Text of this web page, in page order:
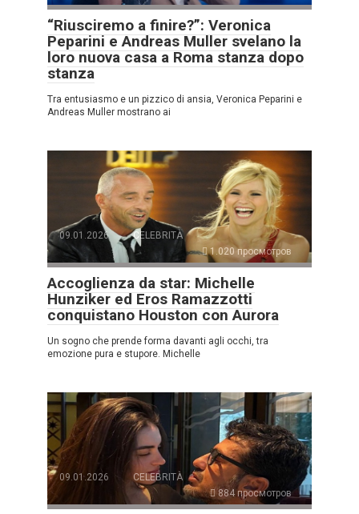
“Riusciremo a finire?”: Veronica
Peparini e Andreas Muller svelano la
loro nuova casa a Roma stanza dopo
stanza
Tra entusiasmo e un pizzico di ansia, Veronica Peparini e
Andreas Muller mostrano ai
09.01.2026
CELEBRITÀ
1.020 просмотров
Accoglienza da star: Michelle
Hunziker ed Eros Ramazzotti
conquistano Houston con Aurora
Un sogno che prende forma davanti agli occhi, tra
emozione pura e stupore. Michelle
09.01.2026
CELEBRITÀ
884 просмотров